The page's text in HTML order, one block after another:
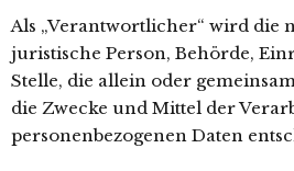
Als „Verantwortlicher“ wird die
juristische Person, Behörde,
Stelle, die allein oder
die Zwecke und Mittel der
personenbezogenen Daten